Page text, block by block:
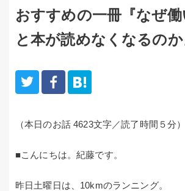
おすすめの一冊『なぜ
と本が読めなくなるのか
（本日のお話 4623文字／読了時間５分）
■こんにちは。紀藤です。
昨日土曜日は、10kmのランニング。